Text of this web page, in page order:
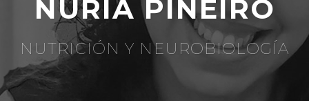
NURIA PIÑEIRO
NUTRICIÓN Y NEUROBIOLOGÍA